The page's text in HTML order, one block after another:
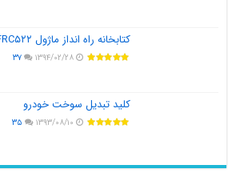
کتابخانه راه انداز ماژول MFRC۵۲۲
۱۳۹۴/۰۲/۲۸ ۳۷
کلید تبدیل سوخت خودرو
۱۳۹۳/۰۸/۱۰ ۳۵